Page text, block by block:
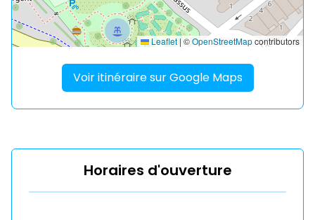
Leaflet | ©OpenStreetMapcontributors
Voir itinéraire sur Google Maps
Horaires d'ouverture